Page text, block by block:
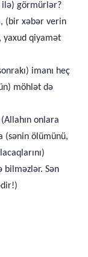
ilə) görmürlər?
(bir xəbər verin
yaxud qiyamət
imanı heç
möhlət də
onlara
(sənin ölümünü,
bilməzlər. Sən